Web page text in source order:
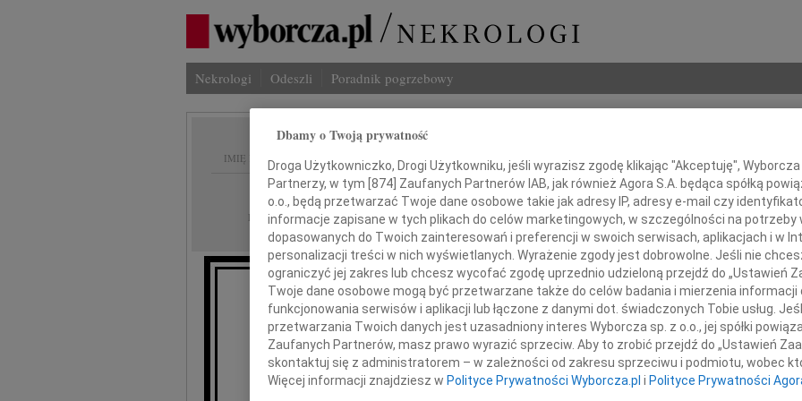
Nekrologi Odeszli Poradnik pogrzebowy
IMIĘ I NAZWISKO:
REGION: Warszawa
DATA EMISJI: 16.06.2009
Pani
Krystynie Ożyńskiej
INNE
Asia
Asia
Z
W
Dbamy o Twoją prywatność
Droga Użytkowniczko, Drogi Użytkowniku, jeśli wyrazisz zgodę klikając "Akceptuję",
Partnerzy, w tym [874] Zaufanych Partnerów IAB, jak również Agora S.A. będąca spółką
o.o., będą przetwarzać Twoje dane osobowe takie jak adresy IP, adresy e-mail czy
informacje zapisane w tych plikach do celów marketingowych, w szczególności na potrzeby
dopasowanych do Twoich zainteresowań i preferencji w swoich serwisach, aplikacjach i w
personalizacji treści w nich wyświetlanych. Wyrażenie zgody jest dobrowolne. Jeśli nie
ograniczyć jej zakres lub chcesz wycofać zgodę uprzednio udzieloną przejdź do „Ustawień
Twoje dane osobowe mogą być przetwarzane także do celów badania i mierzenia
funkcjonowania serwisów i aplikacji lub łączone z danymi dot. świadczonych Tobie usług.
przetwarzania Twoich danych jest uzasadniony interes Wyborcza sp. z o.o., jej spółki
Zaufanych Partnerów, masz prawo wyrazić sprzeciw. Aby to zrobić przejdź do „Ustawień
skontaktuj się z administratorem – w zależności od zakresu sprzeciwu i podmiotu, wobec
Więcej informacji znajdziesz w Polityce Prywatności Wyborcza.pl i Polityce Prywatności